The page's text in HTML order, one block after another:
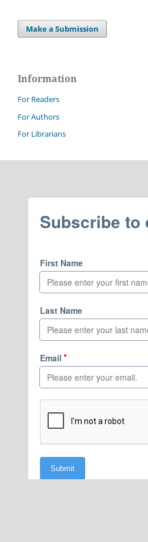
Make a Submission
Information
For Readers
For Authors
For Librarians